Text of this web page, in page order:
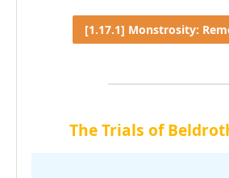
[1.17.1] Monstrosity:
The Trials of